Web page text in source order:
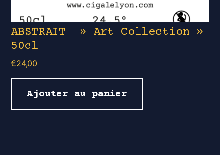
ABSTRAIT » Art Collection »
50cl
€24,00
Ajouter au panier